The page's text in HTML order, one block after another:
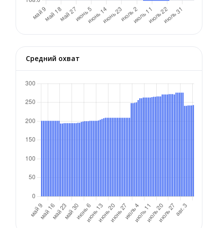
Средний охват